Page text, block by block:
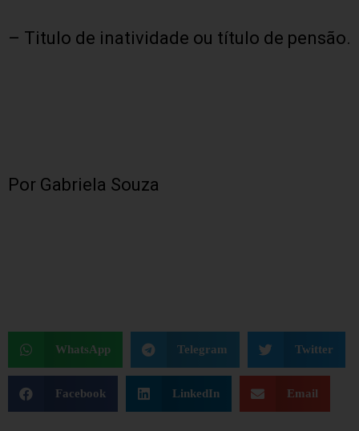
– Titulo de inatividade ou título de pensão.
Por Gabriela Souza
WhatsApp Telegram Twitter
Facebook LinkedIn Email